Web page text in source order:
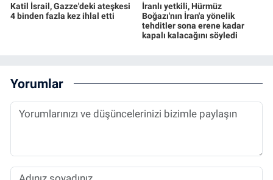
Katil İsrail, Gazze'deki ateşkesi
4 binden fazla kez ihlal etti
İranlı yetkili, Hürmüz
Boğazı'nın İran'a yönelik
tehditler sona erene kadar
kapalı kalacağını söyledi
Yorumlar